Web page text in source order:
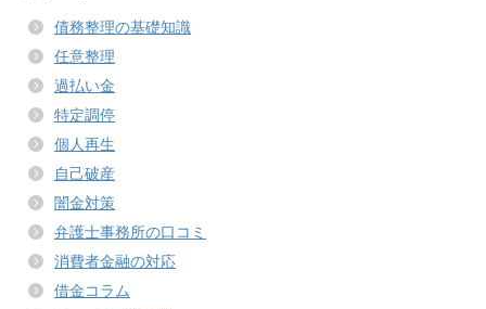
債務整理の基礎知識
任意整理
過払い金
特定調停
個人再生
自己破産
闇金対策
弁護士事務所の口コミ
消費者金融の対応
借金コラム